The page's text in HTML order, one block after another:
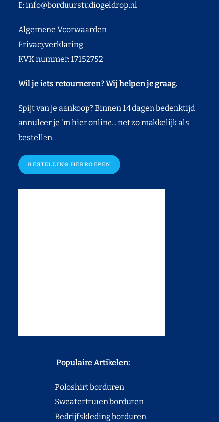
E:info@borduurstudiogeldrop.nl
Algemene Voorwaarden
Privacyverklaring
KVK nummer: 17152752
Wil je iets retourneren? Wij helpen je graag.
Spijt van je aankoop? Binnen 14 dagen bedenktijd
annuleer je 'm hier online... net zo makkelijk als
bestellen.
BESTELLING HERROEPEN
Populaire Artikelen:
Poloshirt borduren
Sweatertruien borduren
Bedrijfskleding borduren